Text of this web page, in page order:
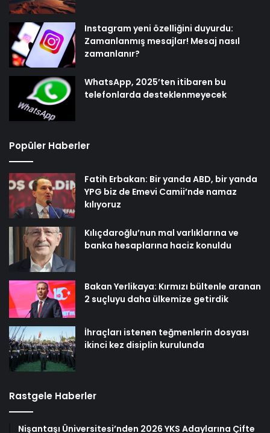
Instagram yeni özelliğini duyurdu:
Zamanlanmış mesajlar! Mesaj nasıl
zamanlanır?
WhatsApp, 2025’ten itibaren bu
telefonlarda desteklenmeyecek
Popüler Haberler
Fatih Erbakan: Bir yanda ABD, bir yanda
YPG biz de Emevi Camii’nde namaz
kılıyoruz
Kılıçdaroğlu’nun mal varlıklarına ve
banka hesaplarına haciz konuldu
Bakan Yerlikaya: Kırmızı bültenle aranan
2 suçluyu daha ülkemize getirdik
İhraçları istenen teğmenlerin dosyası
ikinci kez disiplin kurulunda
Rastgele Haberler
Nişantaşı Üniversitesi’nden 2026 YKS Adaylarına Çifte